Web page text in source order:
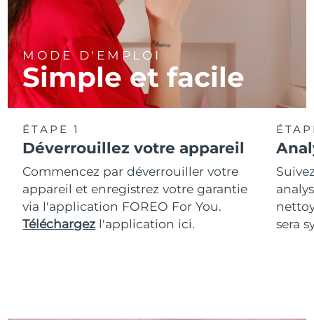
MODE D'EMPLOI
Simple et facile
ÉTAPE 1
Déverrouillez votre appareil
Commencez par déverrouiller votre
appareil et enregistrez votre garantie
via l'application FOREO For You.
Téléchargez l'application ici.
sera